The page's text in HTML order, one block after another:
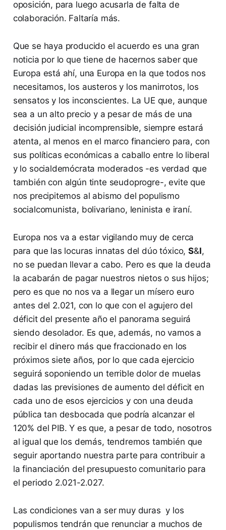
oposición, para luego acusarla de falta de
colaboración. Faltaría más.
Que se haya producido el acuerdo es una gran
noticia por lo que tiene de hacernos saber que
Europa está ahí, una Europa en la que todos nos
necesitamos, los austeros y los manirrotos, los
sensatos y los inconscientes. La UE que, aunque
sea a un alto precio y a pesar de más de una
decisión judicial incomprensible, siempre estará
atenta, al menos en el marco financiero para, con
sus políticas económicas a caballo entre lo liberal
y lo socialdemócrata moderados -es verdad que
también con algún tinte seudoprogre-, evite que
nos precipitemos al abismo del populismo
socialcomunista, bolivariano, leninista e iraní.
Europa nos va a estar vigilando muy de cerca
para que las locuras innatas del dúo tóxico,S&I,
no se puedan llevar a cabo. Pero es que la deuda
la acabarán de pagar nuestros nietos o sus hijos;
pero es que no nos va a llegar un mísero euro
antes del 2.021, con lo que con el agujero del
déficit del presente año el panorama seguirá
siendo desolador. Es que, además, no vamos a
recibir el dinero más que fraccionado en los
próximos siete años, por lo que cada ejercicio
seguirá soponiendo un terrible dolor de muelas
dadas las previsiones de aumento del déficit en
cada uno de esos ejercicios y con una deuda
pública tan desbocada que podría alcanzar el
120% del PIB. Y es que, a pesar de todo, nosotros
al igual que los demás, tendremos también que
seguir aportando nuestra parte para contribuir a
la financiación del presupuesto comunitario para
el periodo 2.021-2.027.
Las condiciones van a ser muy duras y los
populismos tendrán que renunciar a muchos de